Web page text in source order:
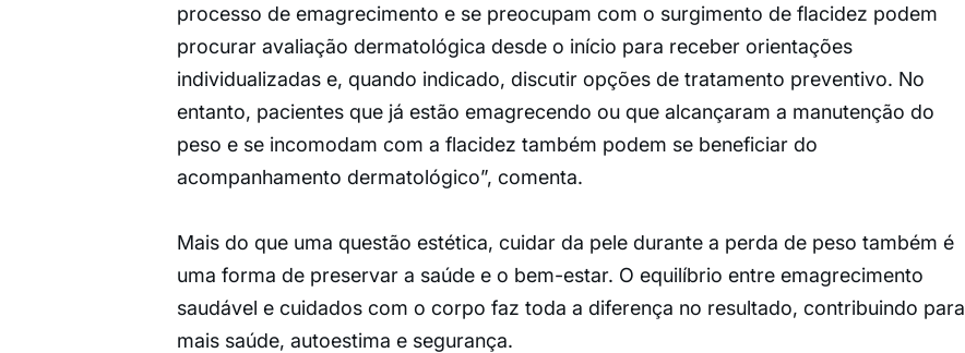
processo de emagrecimento e se preocupam com o surgimento de flacidez podem
procurar avaliação dermatológica desde o início para receber orientações
individualizadas e, quando indicado, discutir opções de tratamento preventivo. No
entanto, pacientes que já estão emagrecendo ou que alcançaram a manutenção do
peso e se incomodam com a flacidez também podem se beneficiar do
acompanhamento dermatológico”, comenta.
Mais do que uma questão estética, cuidar da pele durante a perda de peso também é
uma forma de preservar a saúde e o bem-estar. O equilíbrio entre emagrecimento
saudável e cuidados com o corpo faz toda a diferença no resultado, contribuindo para
mais saúde, autoestima e segurança.